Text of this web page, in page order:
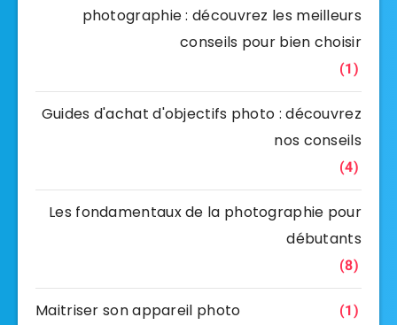
photographie : découvrez les meilleurs
conseils pour bien choisir
(1)
Guides d'achat d'objectifs photo : découvrez
nos conseils
(4)
Les fondamentaux de la photographie pour
débutants
(8)
Maitriser son appareil photo (1)